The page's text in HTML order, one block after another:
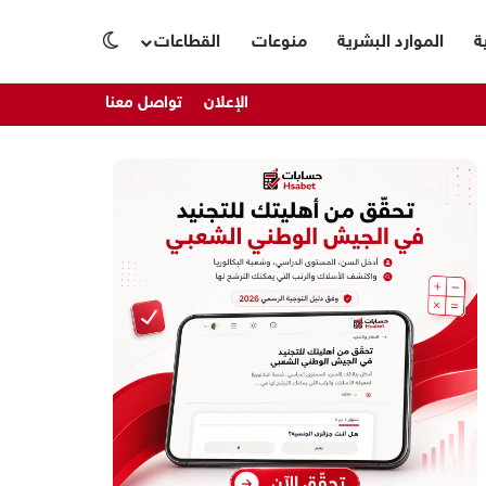
الموارد البشرية منوعات القطاعات
الإعلان تواصل معنا